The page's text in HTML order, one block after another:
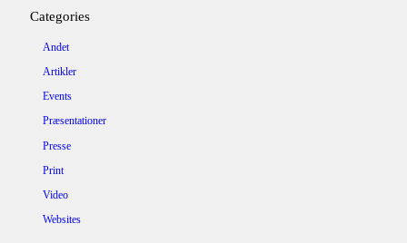
Categories
Andet
Artikler
Events
Præsentationer
Presse
Print
Video
Websites